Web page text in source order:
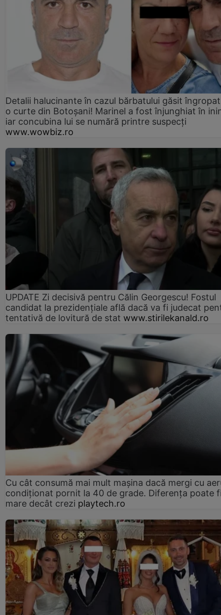
Detalii halucinante în cazul bărbatului găsit
o curte din Botoșani! Marinel a fost înjunghiat în
iar concubina lui se numără printre suspecți
www.wowbiz.ro
UPDATE Zi decisivă pentru Călin Georgescu! Fostul
candidat la prezidențiale află dacă va fi judecat
tentativă de lovitură de stat www.stirilekanald.ro
Cu cât consumă mai mult mașina dacă mergi cu
condiționat pornit la 40 de grade. Diferența poate
mare decât crezi playtech.ro